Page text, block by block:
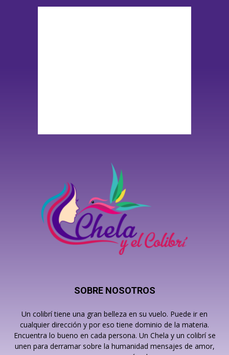
SOBRE NOSOTROS
Un colibrí tiene una gran belleza en su vuelo. Puede ir en
cualquier dirección y por eso tiene dominio de la materia.
Encuentra lo bueno en cada persona. Un Chela y un colibrí se
unen para derramar sobre la humanidad mensajes de amor,